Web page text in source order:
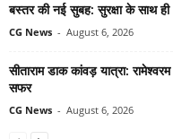
बस्तर की नई सुबह: सुरक्षा के साथ
CG News - August 6, 2026
सीताराम डाक कांवड़ यात्रा:
सफर
CG News - August 6, 2026